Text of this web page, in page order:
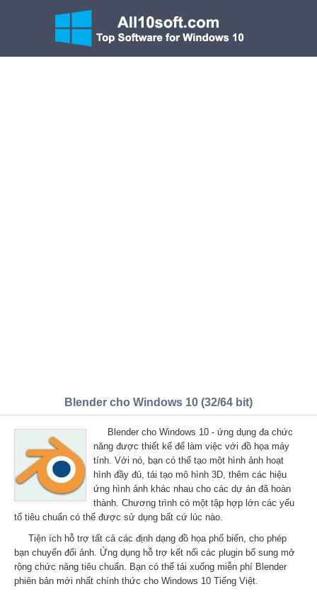
Blender cho Windows 10 (32/64 bit)
Blender cho Windows 10 - ứng dụng đa chức
năng được thiết kế để làm việc với đồ họa máy
tính. Với nó, bạn có thể tạo một hình ảnh hoạt
hình đầy đủ, tái tạo mô hình 3D, thêm các hiệu
ứng hình ảnh khác nhau cho các dự án đã hoàn
thành. Chương trình có một tập hợp lớn các yếu
tố tiêu chuẩn có thể được sử dụng bất cứ lúc nào.
Tiện ích hỗ trợ tất cả các định dạng đồ họa phổ biến, cho phép
bạn chuyển đổi ảnh. Ứng dụng hỗ trợ kết nối các plugin bổ sung mở
rộng chức năng tiêu chuẩn. Bạn có thể tải xuống miễn phí Blender
phiên bản mới nhất chính thức cho Windows 10 Tiếng Việt.